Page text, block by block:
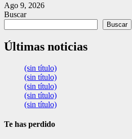
Ago 9, 2026
Buscar
Buscar
Últimas noticias
(sin título)
(sin título)
(sin título)
(sin título)
(sin título)
Te has perdido